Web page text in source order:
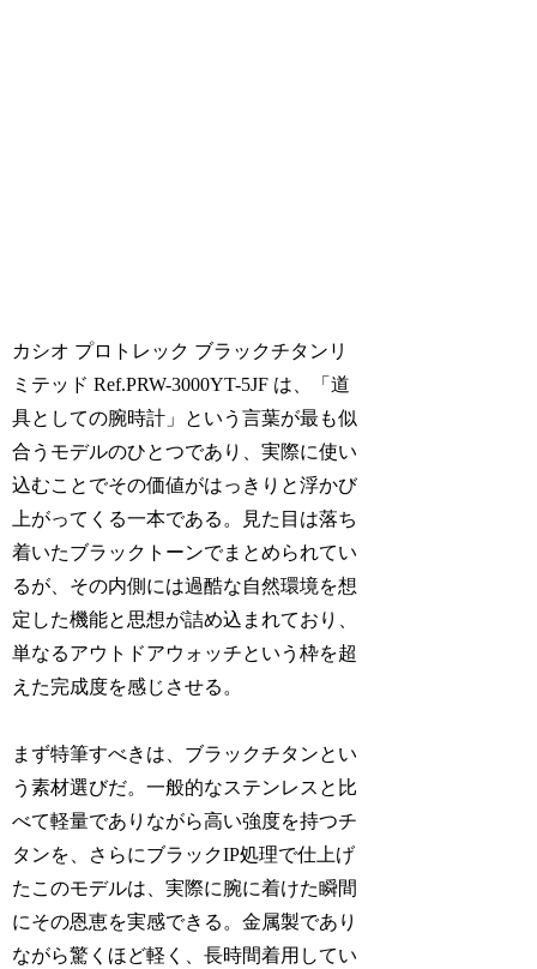
カシオ プロトレック ブラックチタンリ
ミテッド Ref.PRW-3000YT-5JF は、「道
具としての腕時計」という言葉が最も似
合うモデルのひとつであり、実際に使い
込むことでその価値がはっきりと浮かび
上がってくる一本である。見た目は落ち
着いたブラックトーンでまとめられてい
るが、その内側には過酷な自然環境を想
定した機能と思想が詰め込まれており、
単なるアウトドアウォッチという枠を超
えた完成度を感じさせる。
まず特筆すべきは、ブラックチタンとい
う素材選びだ。一般的なステンレスと比
べて軽量でありながら高い強度を持つチ
タンを、さらにブラックIP処理で仕上げ
たこのモデルは、実際に腕に着けた瞬間
にその恩恵を実感できる。金属製であり
ながら驚くほど軽く、長時間着用してい